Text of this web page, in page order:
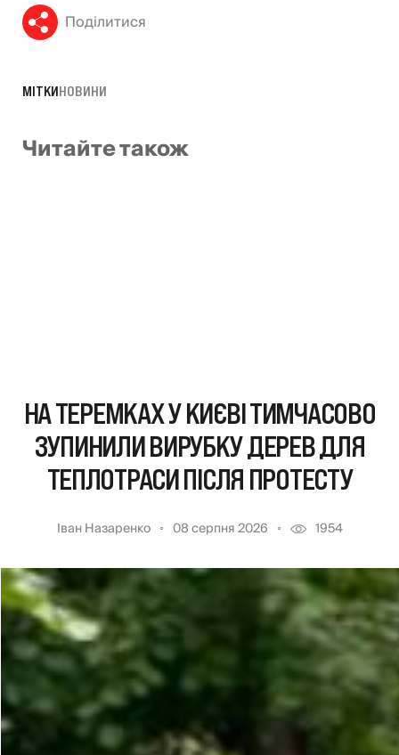
Поділитися
МІТКИНОВИНИ
Читайте також
НА ТЕРЕМКАХ У КИЄВІ ТИМЧАСОВО
ЗУПИНИЛИ ВИРУБКУ ДЕРЕВ ДЛЯ
ТЕПЛОТРАСИ ПІСЛЯ ПРОТЕСТУ
Іван Назаренко 08 серпня 2026 1954